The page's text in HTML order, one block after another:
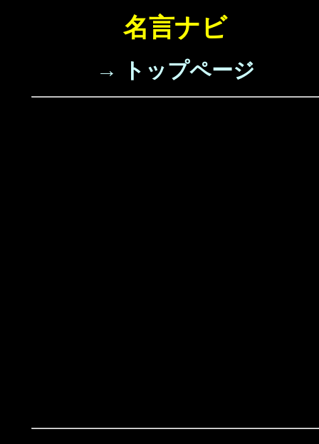
名言ナビ
→ トップページ